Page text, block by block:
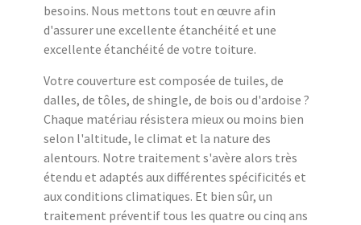
besoins. Nous mettons tout en œuvre afin
d'assurer une excellente étanchéité et une
excellente étanchéité de votre toiture.
Votre couverture est composée de tuiles, de
dalles, de tôles, de shingle, de bois ou d'ardoise ?
Chaque matériau résistera mieux ou moins bien
selon l'altitude, le climat et la nature des
alentours. Notre traitement s'avère alors très
étendu et adaptés aux différentes spécificités et
aux conditions climatiques. Et bien sûr, un
traitement préventif tous les quatre ou cinq ans